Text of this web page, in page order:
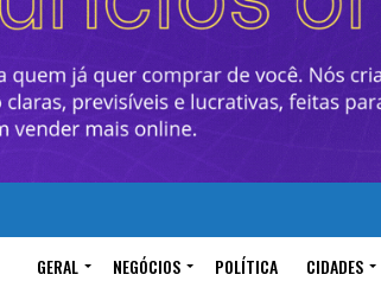
GERAL NEGÓCIOS POLÍTICA CIDADES